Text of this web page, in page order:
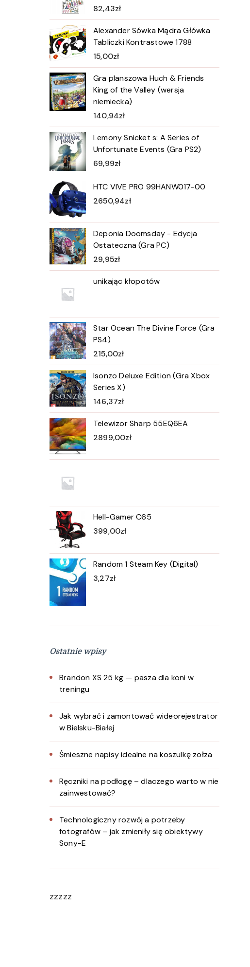
82,43zł
Alexander Sówka Mądra Główka
Tabliczki Kontrastowe 1788
15,00zł
Gra planszowa Huch & Friends
King of the Valley (wersja
niemiecka)
140,94zł
Lemony Snicket s: A Series of
Unfortunate Events (Gra PS2)
69,99zł
HTC VIVE PRO 99HANW017-00
2650,94zł
Deponia Doomsday - Edycja
Ostateczna (Gra PC)
29,95zł
unikając kłopotów
Star Ocean The Divine Force (Gra
PS4)
215,00zł
Isonzo Deluxe Edition (Gra Xbox
Series X)
146,37zł
Telewizor Sharp 55EQ6EA
2899,00zł
Hell-Gamer C65
399,00zł
Random 1 Steam Key (Digital)
3,27zł
Ostatnie wpisy
Brandon XS 25 kg — pasza dla koni w
treningu
Jak wybrać i zamontować wideorejestrator
w Bielsku-Białej
Śmieszne napisy idealne na koszulkę zołza
Ręczniki na podłogę – dlaczego warto w nie
zainwestować?
Technologiczny rozwój a potrzeby
fotografów – jak zmieniły się obiektywy
Sony-E
zzzzz